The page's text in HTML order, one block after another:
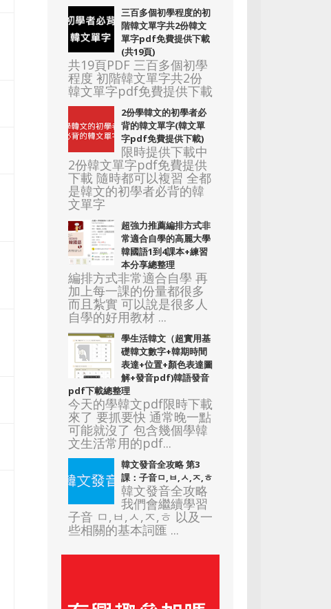
三百多個初學程度的初
階韓文單字共2份韓文
單字pdf免費提供下載
(共19頁)
共19頁PDF 三百多個初學
程度 初階韓文單字共2份
韓文單字pdf免費提供下載
2份學韓文的初學者必
背的韓文單字(韓文單
字pdf免費提供下載)
限時提供下載中
2份韓文單字pdf免費提供
下載 隨時都可以複習 全都
是韓文的初學者必背的韓
文單字
超強力推薦編排方式非
常適合自學的高麗大學
韓國語1到4課本+練習
本分享總整理
編排方式非常適合自學 再
加上每一課的份量都很多
而且紮實 可以說是很多人
自學的好用教材 ...
學生活韓文（超實用基
礎韓文數字+韓期時間
表達+位置+顏色表達圖
解+發音pdf)韓語發音
pdf下載總整理
今天的學韓文pdf限時下載
來了 要抓要快 通常晚一點
可能就沒了 包含幾個學韓
文生活常用的pdf...
韓文發音全攻略 第3
課：子音ㅁ,ㅂ,ㅅ,ㅈ,ㅎ
韓文發音全攻略
我們會繼續學習
子音 ㅁ,ㅂ,ㅅ,ㅈ,ㅎ 以及一
些相關的基本詞匯 ...